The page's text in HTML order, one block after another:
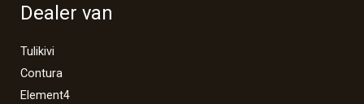
Dealer van
Tulikivi
Contura
Element4